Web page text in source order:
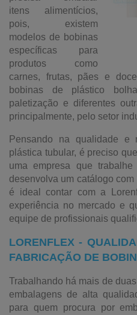
itens alimentícios,
pois, existem
modelos de bobinas
específicas para
produtos como
carnes, frutas, pães e
bobinas de plástico
paletização e diferentes
principalmente, pelo setor
Pensando na qualidade e
plástica tubular, é preciso
uma empresa que
desenvolva um catálogo
é ideal contar com a
experiência no mercado e
equipe de profissionais
LORENFLEX -
FABRICAÇÃO DE
Trabalhando há mais de
embalagens de alta
para quem procura por